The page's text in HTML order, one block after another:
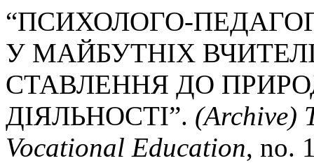
“ПСИХОЛОГО-
У МАЙБУТНІХ
СТАВЛЕННЯ ДО
ДІЯЛЬНОСТІ”. (Archive)
Vocational Education, no.